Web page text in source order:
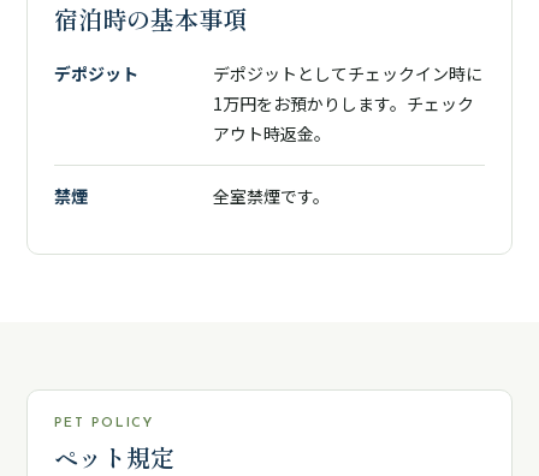
宿泊時の基本事項
デポジット
デポジットとしてチェックイン時に
1万円をお預かりします。チェック
アウト時返金。
禁煙 全室禁煙です。
PET POLICY
ペット規定